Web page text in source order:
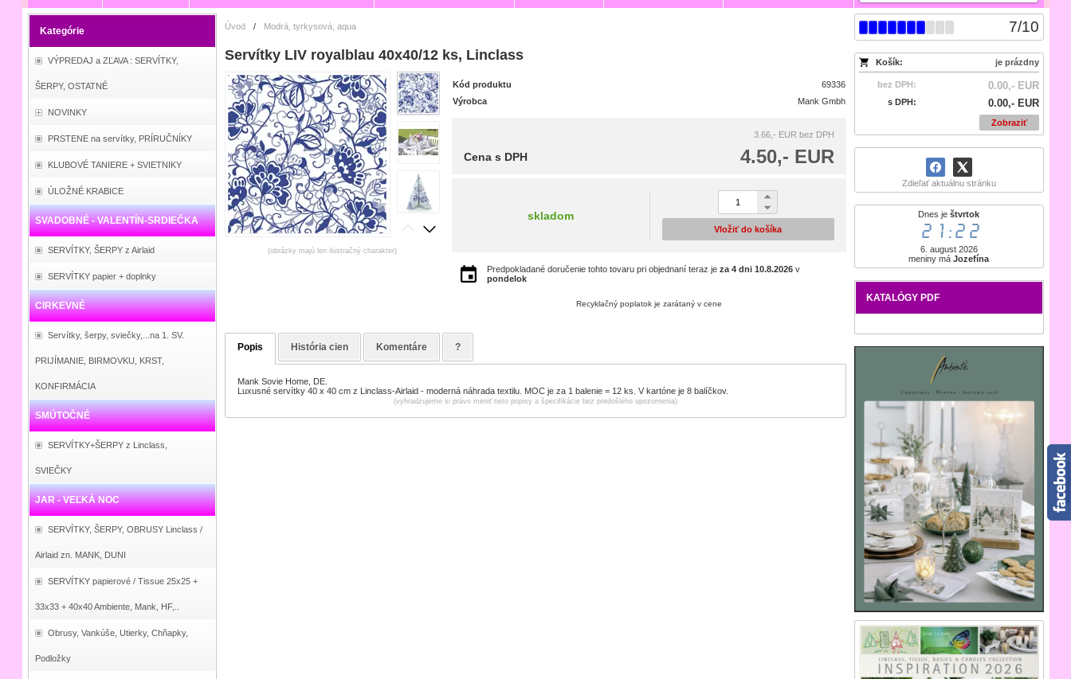
Kategórie
VÝPREDAJ a ZĽAVA : SERVÍTKY,
ŠERPY, OSTATNÉ
NOVINKY
PRSTENE na servítky, PRÍRUČNÍKY
KLUBOVÉ TANIERE + SVIETNIKY
ÚLOŽNÉ KRABICE
SVADOBNÉ - VALENTÍN-SRDIEČKA
SERVÍTKY, ŠERPY z Airlaid
SERVÍTKY papier + doplnky
CIRKEVNÉ
Servítky, šerpy, sviečky,...na 1. SV.
PRIJÍMANIE, BIRMOVKU, KRST,
KONFIRMÁCIA
SMÚTOČNÉ
SERVÍTKY+ŠERPY z Linclass,
SVIEČKY
JAR - VEĽKÁ NOC
SERVÍTKY, ŠERPY, OBRUSY Linclass /
Airlaid zn. MANK, DUNI
SERVÍTKY papierové / Tissue 25x25 +
33x33 + 40x40 Ambiente, Mank, HF,..
Obrusy, Vankúše, Utierky, Chňapky,
Podložky
7/10
Košík: je prázdny
bez DPH: 0.00,- EUR
s DPH: 0.00,- EUR
Zobraziť
Zdieľať aktuálnu stránku
Dnes ještvrtok
21:22
6. august 2026
meniny máJozefína
KATALÓGY PDF
Úvod / Modrá, tyrkysová, aqua
Servítky LIV royalblau 40x40/12 ks, Linclass
(obrázky majú len ilustračný charakter)
Kód produktu
69336
Výrobca
Mank Gmbh
3.66,- EUR bez DPH
4.50,- EUR
Cena s DPH
skladom
Vložiť do košíka
Predpokladané doručenie tohto tovaru pri objednaní teraz je za 4 dni 10.8.2026v
pondelok
Recyklačný poplatok je zarátaný v cene
Popis História cien Komentáre ?
Mank Sovie Home, DE.
Luxusné servítky 40 x 40 cm z Linclass-Airlaid - moderná náhrada textilu. MOC je za 1 balenie = 12 ks. V kartóne je 8 balíčkov.
(vyhradzujeme si právo meniť tieto popisy a špecifikácie bez predošlého upozornenia)